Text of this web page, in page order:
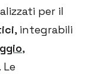
per il
, integrabili
,
. Le